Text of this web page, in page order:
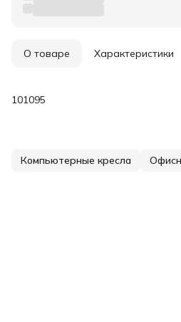
О товаре Характеристики
101095
Компьютерные кресла